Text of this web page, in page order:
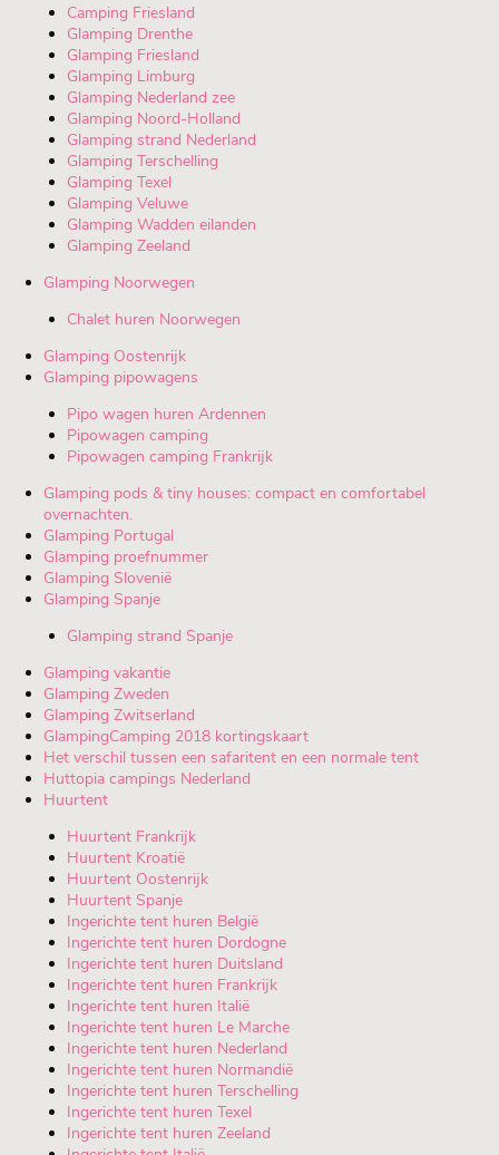
Camping Friesland
Glamping Drenthe
Glamping Friesland
Glamping Limburg
Glamping Nederland zee
Glamping Noord-Holland
Glamping strand Nederland
Glamping Terschelling
Glamping Texel
Glamping Veluwe
Glamping Wadden eilanden
Glamping Zeeland
Glamping Noorwegen
Chalet huren Noorwegen
Glamping Oostenrijk
Glamping pipowagens
Pipo wagen huren Ardennen
Pipowagen camping
Pipowagen camping Frankrijk
Glamping pods & tiny houses: compact en comfortabel
overnachten.
Glamping Portugal
Glamping proefnummer
Glamping Slovenië
Glamping Spanje
Glamping strand Spanje
Glamping vakantie
Glamping Zweden
Glamping Zwitserland
GlampingCamping 2018 kortingskaart
Het verschil tussen een safaritent en een normale tent
Huttopia campings Nederland
Huurtent
Huurtent Frankrijk
Huurtent Kroatië
Huurtent Oostenrijk
Huurtent Spanje
Ingerichte tent huren België
Ingerichte tent huren Dordogne
Ingerichte tent huren Duitsland
Ingerichte tent huren Frankrijk
Ingerichte tent huren Italië
Ingerichte tent huren Le Marche
Ingerichte tent huren Nederland
Ingerichte tent huren Normandië
Ingerichte tent huren Terschelling
Ingerichte tent huren Texel
Ingerichte tent huren Zeeland